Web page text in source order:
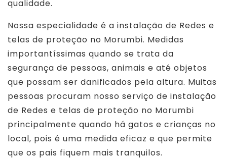
qualidade.
Nossa especialidade é a instalação de Redes e
telas de proteção no Morumbi. Medidas
importantíssimas quando se trata da
segurança de pessoas, animais e até objetos
que possam ser danificados pela altura. Muitas
pessoas procuram nosso serviço de instalação
de Redes e telas de proteção no Morumbi
principalmente quando há gatos e crianças no
local, pois é uma medida eficaz e que permite
que os pais fiquem mais tranquilos.